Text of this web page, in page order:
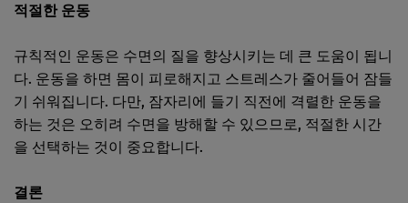
적절한 운동
규칙적인 운동은 수면의 질을 향상시키는 데 큰 도움이 됩니
다. 운동을 하면 몸이 피로해지고 스트레스가 줄어들어 잠들
기 쉬워집니다. 다만, 잠자리에 들기 직전에 격렬한 운동을
하는 것은 오히려 수면을 방해할 수 있으므로, 적절한 시간
을 선택하는 것이 중요합니다.
결론